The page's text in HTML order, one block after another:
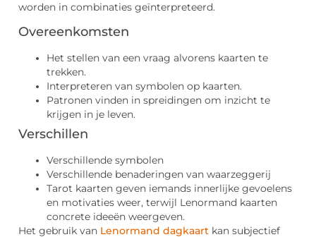
worden in combinaties geïnterpreteerd.
Overeenkomsten
Het stellen van een vraag alvorens kaarten te
trekken.
Interpreteren van symbolen op kaarten.
Patronen vinden in spreidingen om inzicht te
krijgen in je leven.
Verschillen
Verschillende symbolen
Verschillende benaderingen van waarzeggerij
Tarot kaarten geven iemands innerlijke gevoelens
en motivaties weer, terwijl Lenormand kaarten
concrete ideeën weergeven.
Het gebruik van Lenormand dagkaart kan subjectief